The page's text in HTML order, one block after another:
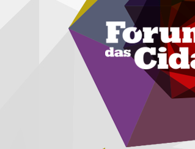
Passar para o conteúdo principalMenu secundário